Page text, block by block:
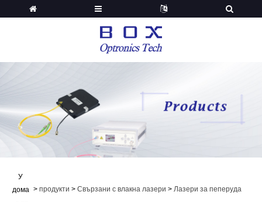
У
дома > продукти > Свързани с влакна лазери > Лазери за пеперуда